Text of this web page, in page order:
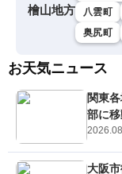
檜山地方 八雲町
奥尻町
お天気ニュース
関東
部に
大阪